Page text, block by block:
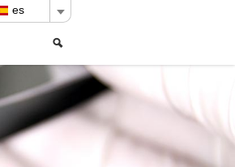
es
Search
form
Buscar